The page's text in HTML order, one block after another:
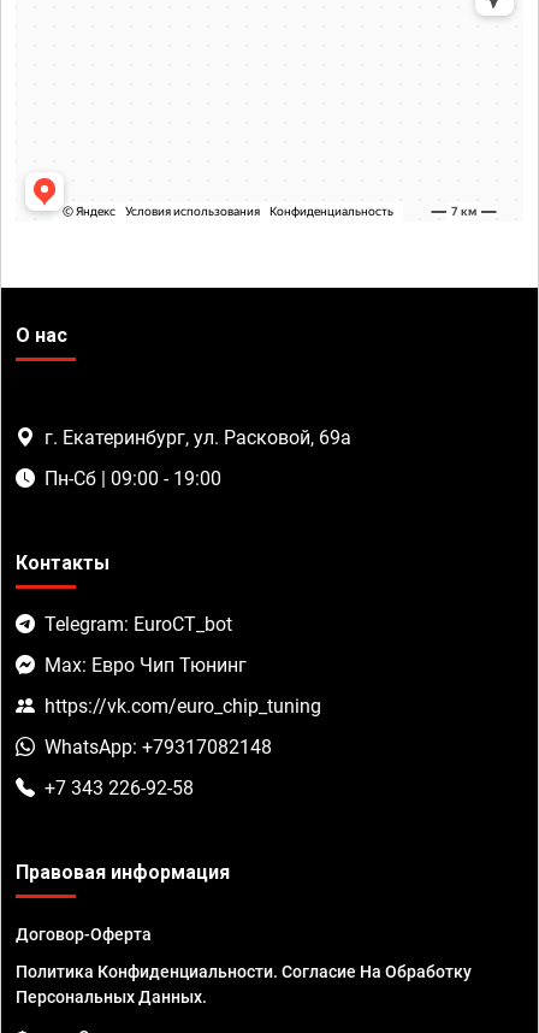
О нас
г. Екатеринбург, ул. Расковой, 69а
Пн-Сб | 09:00 - 19:00
Контакты
Telegram: EuroCT_bot
Max: Евро Чип Тюнинг
https://vk.com/euro_chip_tuning
WhatsApp: +79317082148
+7 343 226-92-58
Правовая информация
Договор-Оферта
Политика Конфиденциальности. Согласие На Обработку
Персональных Данных.